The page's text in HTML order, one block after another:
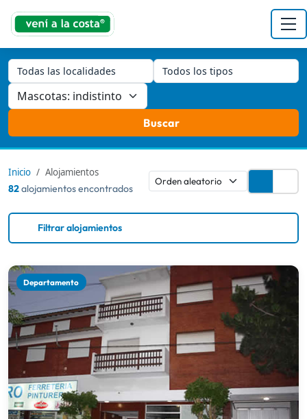
Todas las localidades Todos los tipos
Buscar
Inicio
Alojamientos
82alojamientos encontrados
Filtrar alojamientos
Departamento